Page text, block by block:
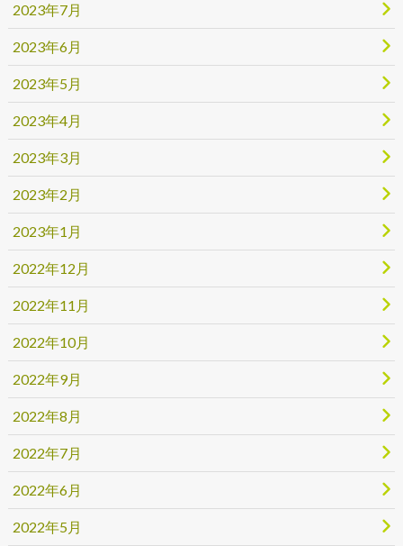
2023年7月
2023年6月
2023年5月
2023年4月
2023年3月
2023年2月
2023年1月
2022年12月
2022年11月
2022年10月
2022年9月
2022年8月
2022年7月
2022年6月
2022年5月